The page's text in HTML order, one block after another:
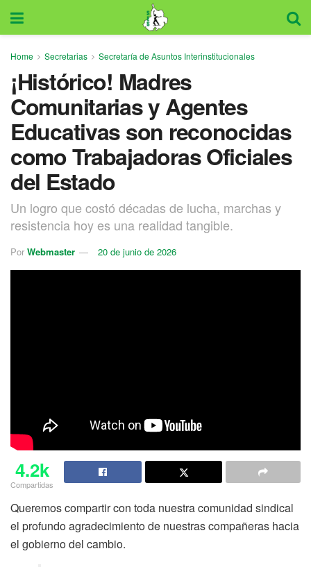
Home Secretarias Secretaría de Asuntos Interinstitucionales
¡Histórico! Madres
Comunitarias y Agentes
Educativas son reconocidas
como Trabajadoras Oficiales
del Estado
Un logro que costó décadas de lucha, marchas y
resistencia hoy es una realidad tangible.
Por Webmaster 20 de junio de 2026
4.2k
Compartidas
Queremos compartir con toda nuestra comunidad sindical
el profundo agradecimiento de nuestras compañeras hacia
el gobierno del cambio.